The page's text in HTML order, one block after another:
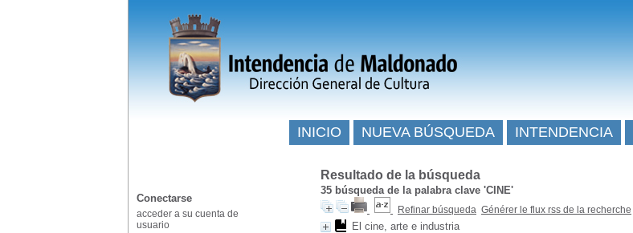
Resultado de la búsqueda
35 búsqueda de la palabra clave 'CINE'
Refinar búsqueda Générer le flux rss de la recherche
El cine, arte e industria
INICIO NUEVA BÚSQUEDA INTENDENCIA
Conectarse
acceder a su cuenta de
usuario